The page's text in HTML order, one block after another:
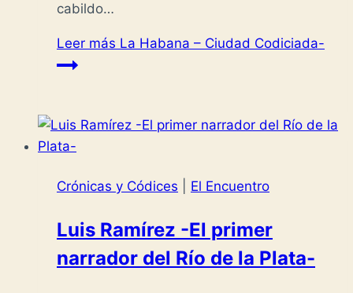
cabildo…
Leer más La Habana – Ciudad Codiciada-
Crónicas y Códices El Encuentro
Luis Ramírez -El primer
narrador del Río de la Plata-